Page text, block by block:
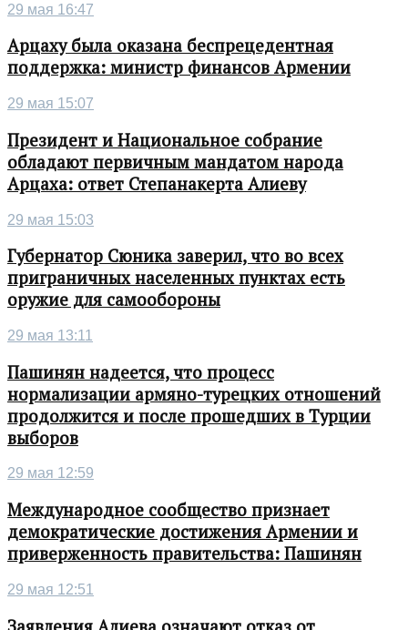
29 мая 16:47
Арцаху была оказана беспрецедентная
поддержка: министр финансов Армении
29 мая 15:07
Президент и Национальное собрание
обладают первичным мандатом народа
Арцаха: ответ Степанакерта Алиеву
29 мая 15:03
Губернатор Сюника заверил, что во всех
приграничных населенных пунктах есть
оружие для самообороны
29 мая 13:11
Пашинян надеется, что процесс
нормализации армяно-турецких отношений
продолжится и после прошедших в Турции
выборов
29 мая 12:59
Международное сообщество признает
демократические достижения Армении и
приверженность правительства: Пашинян
29 мая 12:51